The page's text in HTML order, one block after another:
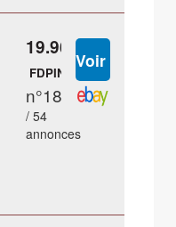
19.96 €
FDPIN
n°18
/ 54
annonces